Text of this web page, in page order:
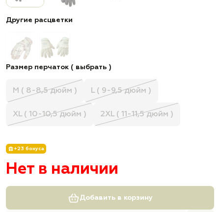
Другие расцветки
Размер перчаток ( выбрать )
M ( 8-8,5 дюйм ) L ( 9-9,5 дюйм )
XL ( 10-10,5 дюйм ) 2XL ( 11-11,5 дюйм )
+23 бонуса
Нет в наличии
Добавить в корзину